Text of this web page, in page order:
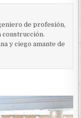
de profesión,
construcción.
y ciego amante de